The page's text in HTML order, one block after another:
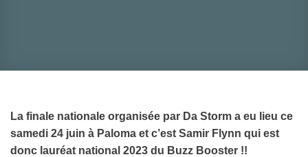
La finale nationale organisée par Da Storm a eu lieu ce
samedi 24 juin à Paloma et c’est Samir Flynn qui est
donc lauréat national 2023 du Buzz Booster !!